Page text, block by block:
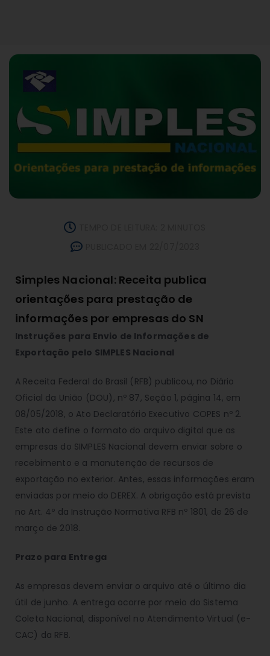
Simples Nacional: Receita publica
orientações para prestação de
informações por empresas do SN
Instruções para Envio de Informações de
Exportação pelo SIMPLES Nacional
A Receita Federal do Brasil (RFB) publicou, no Diário
Oficial da União (DOU), nº 87, Seção 1, página 14, em
08/05/2018, o Ato Declaratório Executivo COPES nº 2.
Este ato define o formato do arquivo digital que as
empresas do SIMPLES Nacional devem enviar sobre o
recebimento e a manutenção de recursos de
exportação no exterior. Antes, essas informações eram
enviadas por meio do DEREX. A obrigação está prevista
no Art. 4º da Instrução Normativa RFB nº 1801, de 26 de
março de 2018.
Prazo para Entrega
As empresas devem enviar o arquivo até o último dia
útil de junho. A entrega ocorre por meio do Sistema
Coleta Nacional, disponível no Atendimento Virtual (e-
CAC) da RFB.